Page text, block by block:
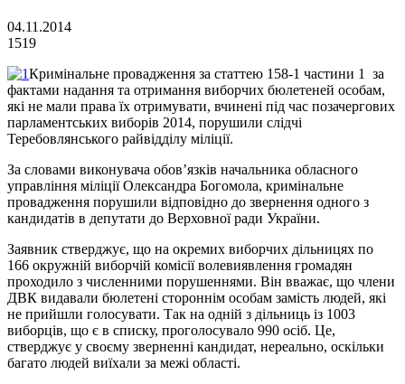
04.11.2014
1519
Кримінальне провадження за статтею 158-1 частини 1 за
фактами надання та отримання виборчих бюлетеней особам,
які не мали права їх отримувати, вчинені під час позачергових
парламентських виборів 2014, порушили слідчі
Теребовлянського райвідділу міліції.
За словами виконувача обов’язків начальника обласного
управління міліції Олександра Богомола, кримінальне
провадження порушили відповідно до звернення одного з
кандидатів в депутати до Верховної ради України.
Заявник стверджує, що на окремих виборчих дільницях по
166 окружній виборчій комісії волевиявлення громадян
проходило з численними порушеннями. Він вважає, що члени
ДВК видавали бюлетені стороннім особам замість людей, які
не прийшли голосувати. Так на одній з дільниць із 1003
виборців, що є в списку, проголосувало 990 осіб. Це,
стверджує у своєму зверненні кандидат, нереально, оскільки
багато людей виїхали за межі області.